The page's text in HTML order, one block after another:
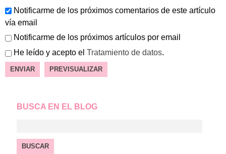
BUSCA EN EL BLOG
Notificarme de los próximos comentarios de este artículo
vía email
Notificarme de los próximos artículos por email
He leído y acepto el Tratamiento de datos.